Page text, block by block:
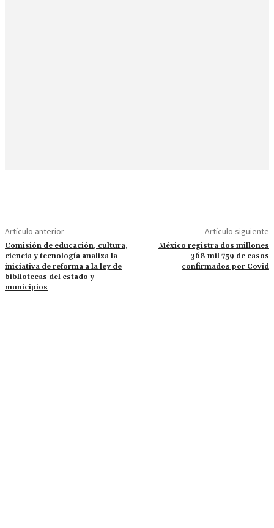
Artículo anterior
Comisión de educación, cultura,
ciencia y tecnología analiza la
iniciativa de reforma a la ley de
bibliotecas del estado y
municipios
Artículo siguiente
México registra dos millones
368 mil 759 de casos
confirmados por Covid